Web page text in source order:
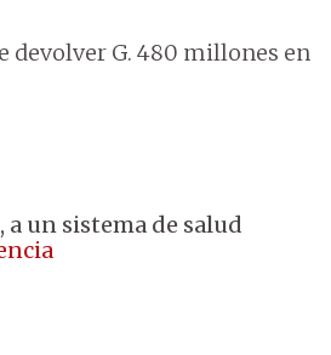
devolver G. 480 millones en
un sistema de salud